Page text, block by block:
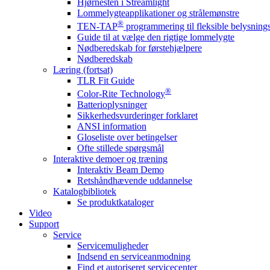
Lommelygteapplikationer og strålemønstre
TEN-TAP® programmering til fleksible
Guide til at vælge den rigtige lommelygte
Nødberedskab for førstehjælpere
Nødberedskab
Læring (fortsat)
TLR Fit Guide
Color-Rite Technology®
Batterioplysninger
Sikkerhedsvurderinger forklaret
ANSI information
Gloseliste over betingelser
Ofte stillede spørgsmål
Interaktive demoer og træning
Interaktiv Beam Demo
Retshåndhævende uddannelse
Katalogbibliotek
Se produktkataloger
Video
Support
Service
Servicemuligheder
Indsend en serviceanmodning
Find et autoriseret servicecenter